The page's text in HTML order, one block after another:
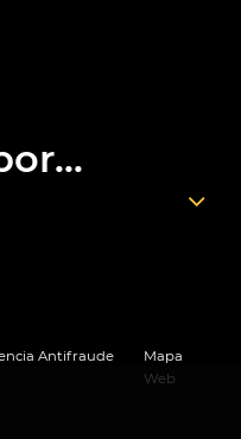
Antifraude
Mapa
Web